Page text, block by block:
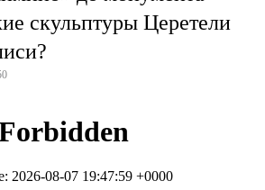
скульптуры Церетели